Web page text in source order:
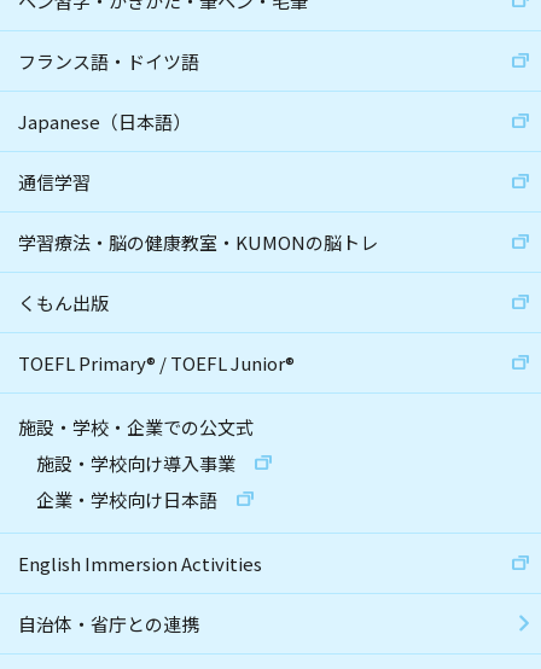
フランス語・ドイツ語
Japanese（日本語）
通信学習
学習療法・脳の健康教室・KUMONの脳トレ
くもん出版
TOEFL Primary® /TOEFL Junior®
施設・学校・企業での公文式
施設・学校向け導入事業
企業・学校向け日本語
English Immersion Activities
自治体・省庁との連携